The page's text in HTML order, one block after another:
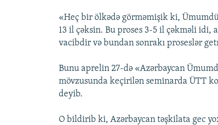
«Heç bir ölkədə görməmişik ki,
13 il çəksin. Bu proses 3-5 il çəkməli idi,
vacibdir və bundan sonrakı proseslər
Bunu aprelin 27-də «Azərbaycan
mövzusunda keçirilən seminarda ÜTT
deyib.
O bildirib ki, Azərbaycan təşkilata gec